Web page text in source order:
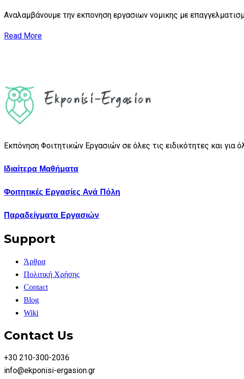
Αναλαμβάνουμε την εκπονηση εργασιων νομικης με
Read More
Εκπόνηση Φοιτητικών Εργασιών σε όλες τις ειδικότητες και για
Ιδιαίτερα Μαθήματα
Φοιτητικές Εργασίες Ανά Πόλη
Παραδείγματα Εργασιών
Support
Άρθρα
Πολιτική Χρήσης
Contact
Blog
Wiki
Contact Us
+30 210-300-2036
info@ekponisi-ergasion.gr